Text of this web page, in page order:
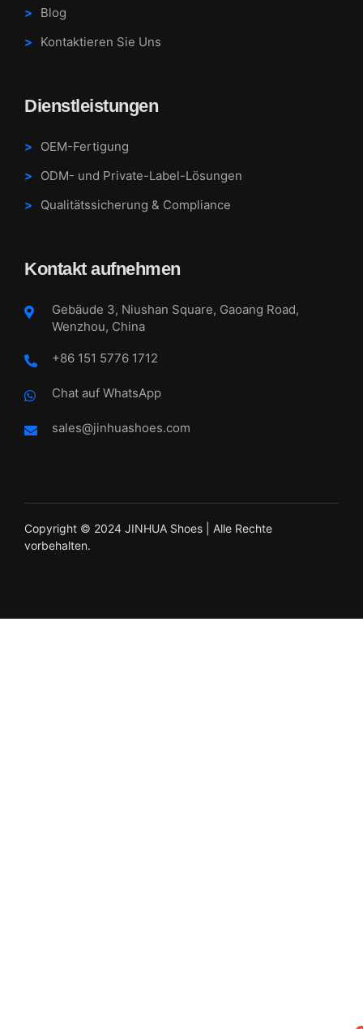
Blog
Kontaktieren Sie Uns
Dienstleistungen
OEM-Fertigung
ODM- und Private-Label-Lösungen
Qualitätssicherung & Compliance
Kontakt aufnehmen
Gebäude 3, Niushan Square, Gaoang Road,
Wenzhou, China
+86 151 5776 1712
Chat auf WhatsApp
sales@jinhuashoes.com
Copyright © 2024 JINHUA Shoes | Alle Rechte
vorbehalten.